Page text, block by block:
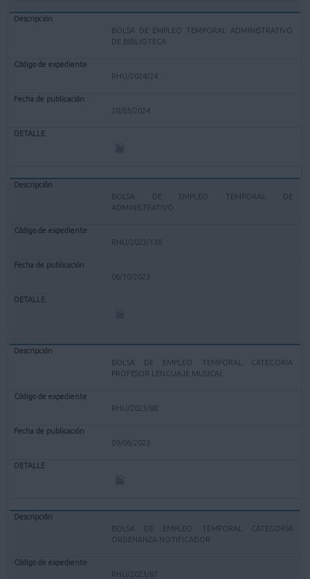
BOLSA DE EMPLEO TEMPORAL ADMINISTRATIVO
DE BIBLIOTECA
RHU/2024/24
20/03/2024
BOLSA DE EMPLEO TEMPORAL DE
ADMINISTRATIVO
RHU/2023/138
06/10/2023
BOLSA DE EMPLEO TEMPORAL CATEGORIA
PROFESOR LENGUAJE MUSICAL
RHU/2023/88
09/06/2023
BOLSA DE EMPLEO TEMPORAL CATEGORÍA
ORDENANZA NOTIFICADOR
RHU/2023/87